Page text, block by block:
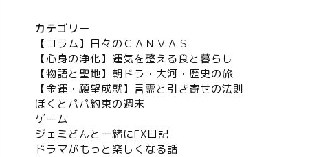
カテゴリー
【コラム】日々のＣＡＮＶＡＳ
【心身の浄化】運気を整える食と暮らし
【物語と聖地】朝ドラ・大河・歴史の旅
【金運・願望成就】言霊と引き寄せの法則
ぼくとパパ約束の週末
ゲーム
ジェミどんと一緒にFX日記
ドラマがもっと楽しくなる話